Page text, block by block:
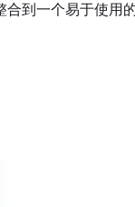
到一个易于使用的